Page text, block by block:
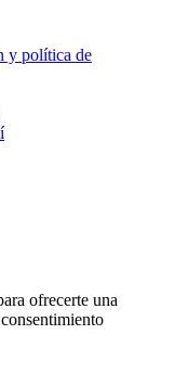
y política de
ofrecerte una